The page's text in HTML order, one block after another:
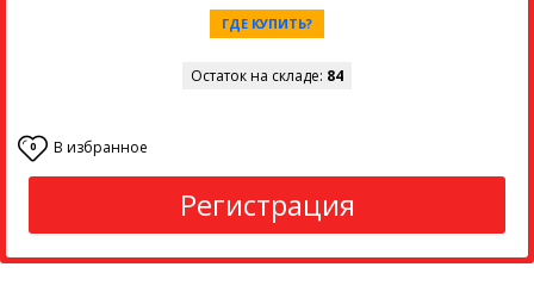
ГДЕ КУПИТЬ?
Остаток на складе: 84
0 В избранное
Регистрация